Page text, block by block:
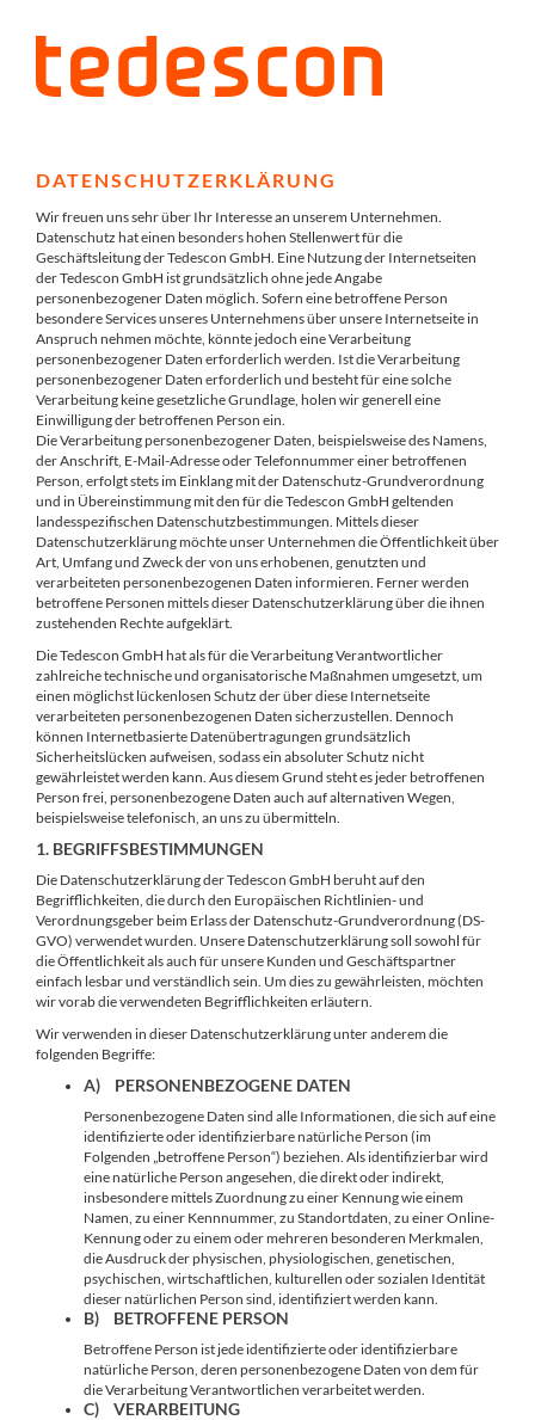
DATENSCHUTZERKLÄRUNG
Wir freuen uns sehr über Ihr Interesse an unserem Unternehmen.
Datenschutz hat einen besonders hohen Stellenwert für die
Geschäftsleitung der Tedescon GmbH. Eine Nutzung der Internetseiten
der Tedescon GmbH ist grundsätzlich ohne jede Angabe
personenbezogener Daten möglich. Sofern eine betroffene Person
besondere Services unseres Unternehmens über unsere Internetseite in
Anspruch nehmen möchte, könnte jedoch eine Verarbeitung
personenbezogener Daten erforderlich werden. Ist die Verarbeitung
personenbezogener Daten erforderlich und besteht für eine solche
Verarbeitung keine gesetzliche Grundlage, holen wir generell eine
Einwilligung der betroffenen Person ein.
Die Verarbeitung personenbezogener Daten, beispielsweise des Namens,
der Anschrift, E-Mail-Adresse oder Telefonnummer einer betroffenen
Person, erfolgt stets im Einklang mit der Datenschutz-Grundverordnung
und in Übereinstimmung mit den für die Tedescon GmbH geltenden
landesspezifischen Datenschutzbestimmungen. Mittels dieser
Datenschutzerklärung möchte unser Unternehmen die Öffentlichkeit über
Art, Umfang und Zweck der von uns erhobenen, genutzten und
verarbeiteten personenbezogenen Daten informieren. Ferner werden
betroffene Personen mittels dieser Datenschutzerklärung über die ihnen
zustehenden Rechte aufgeklärt.
Die Tedescon GmbH hat als für die Verarbeitung Verantwortlicher
zahlreiche technische und organisatorische Maßnahmen umgesetzt, um
einen möglichst lückenlosen Schutz der über diese Internetseite
verarbeiteten personenbezogenen Daten sicherzustellen. Dennoch
können Internetbasierte Datenübertragungen grundsätzlich
Sicherheitslücken aufweisen, sodass ein absoluter Schutz nicht
gewährleistet werden kann. Aus diesem Grund steht es jeder betroffenen
Person frei, personenbezogene Daten auch auf alternativen Wegen,
beispielsweise telefonisch, an uns zu übermitteln.
1. BEGRIFFSBESTIMMUNGEN
Die Datenschutzerklärung der Tedescon GmbH beruht auf den
Begrifflichkeiten, die durch den Europäischen Richtlinien- und
Verordnungsgeber beim Erlass der Datenschutz-Grundverordnung (DS-
GVO) verwendet wurden. Unsere Datenschutzerklärung soll sowohl für
die Öffentlichkeit als auch für unsere Kunden und Geschäftspartner
einfach lesbar und verständlich sein. Um dies zu gewährleisten, möchten
wir vorab die verwendeten Begrifflichkeiten erläutern.
Wir verwenden in dieser Datenschutzerklärung unter anderem die
folgenden Begriffe:
A) PERSONENBEZOGENE DATEN
Personenbezogene Daten sind alle Informationen, die sich auf eine
identifizierte oder identifizierbare natürliche Person (im
Folgenden „betroffene Person“) beziehen. Als identifizierbar wird
eine natürliche Person angesehen, die direkt oder indirekt,
insbesondere mittels Zuordnung zu einer Kennung wie einem
Namen, zu einer Kennnummer, zu Standortdaten, zu einer Online-
Kennung oder zu einem oder mehreren besonderen Merkmalen,
die Ausdruck der physischen, physiologischen, genetischen,
psychischen, wirtschaftlichen, kulturellen oder sozialen Identität
dieser natürlichen Person sind, identifiziert werden kann.
B) BETROFFENE PERSON
Betroffene Person ist jede identifizierte oder identifizierbare
natürliche Person, deren personenbezogene Daten von dem für
die Verarbeitung Verantwortlichen verarbeitet werden.
C) VERARBEITUNG